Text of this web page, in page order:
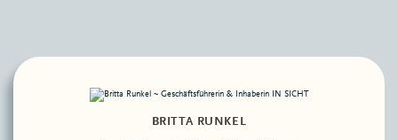
BRITTA RUNKEL